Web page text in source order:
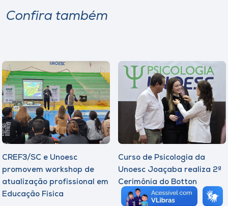
Confira também
CREF3/SC e Unoesc
promovem workshop de
atualização profissional em
Educação Física
Curso de Psicologia da
Unoesc Joaçaba realiza 2ª
Cerimônia do Botton